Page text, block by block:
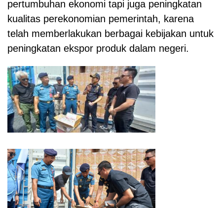
pertumbuhan ekonomi tapi juga peningkatan
kualitas perekonomian pemerintah, karena
telah memberlakukan berbagai kebijakan untuk
peningkatan ekspor produk dalam negeri.